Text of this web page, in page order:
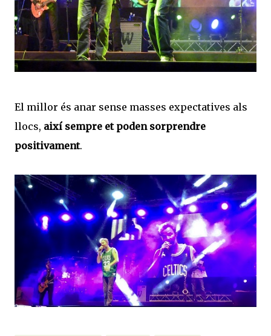
El millor és anar sense masses expectatives als
llocs, així sempre et poden sorprendre
positivament.